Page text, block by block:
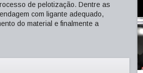
de pelotização. Dentre as
com ligante adequado,
do material e finalmente a